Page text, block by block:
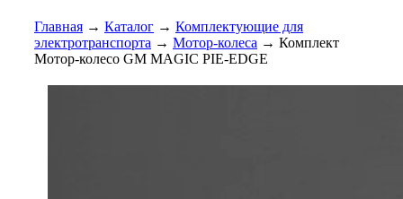
Главная → Каталог → Комплектующие для
электротранспорта → Мотор-колеса → Комплект
Мотор-колесо GM MAGIC PIE-EDGE